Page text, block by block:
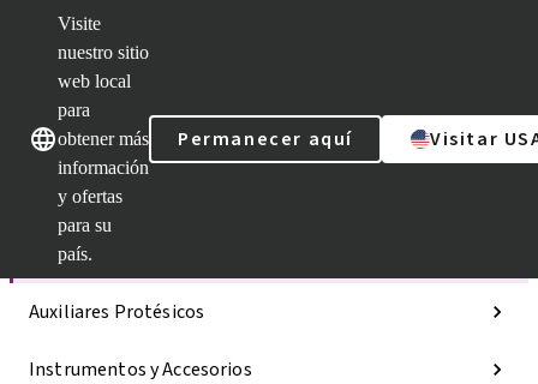
Visite
nuestro sitio
web local
para
obtener más
información
y ofertas
para su
país.
Permanecer aquí Visitar
Categorías
Líneas de implantes
Auxiliares Protésicos
Instrumentos y Accesorios